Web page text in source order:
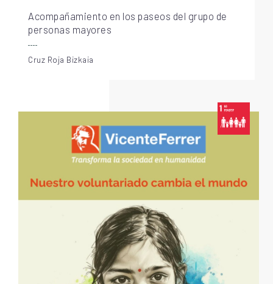
Acompañamiento en los paseos del grupo de
personas mayores
Cruz Roja Bizkaia